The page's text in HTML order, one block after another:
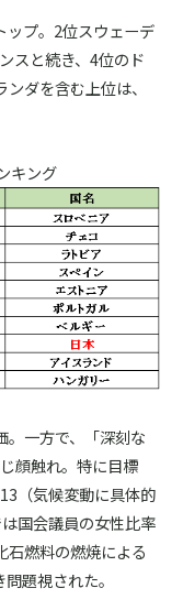
ップ。2位スウェーデ
スと続き、4位のド
ダを含む上位は、
キング
。一方で、「深刻な
顔触れ。特に目標
（気候変動に具体的
国会議員の女性比率
石燃料の燃焼による
題視された。